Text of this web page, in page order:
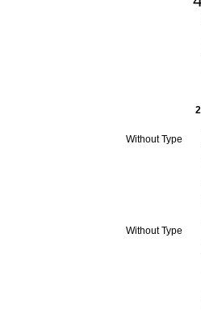
Without Type
Without Type